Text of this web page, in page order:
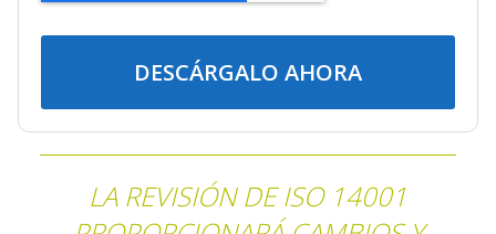
LA REVISIÓN DE ISO 14001